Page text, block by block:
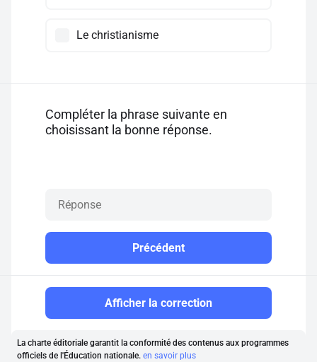
Le christianisme
Compléter la phrase suivante en
choisissant la bonne réponse.
Précédent
Afficher la correction
La charte éditoriale garantit la conformité des contenus aux programmes
officiels de l'Éducation nationale. en savoir plus